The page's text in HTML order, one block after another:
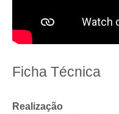
Ficha Técnica
Realização